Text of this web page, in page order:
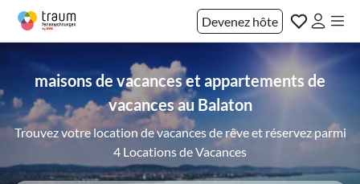
Devenez hôte
maisons de vacances et appartements de
vacances au Balaton
Trouvez votre location de vacances de rêve et réservez parmi
4 Locations de Vacances